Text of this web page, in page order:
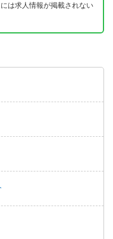
は求人情報が掲載されない